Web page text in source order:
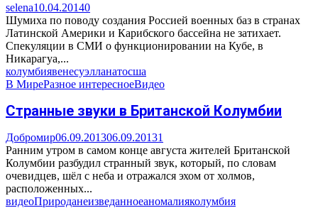
selena10.04.20140
Шумиха по поводу создания Россией военных баз в странах
Латинской Америки и Карибского бассейна не затихает.
Спекуляции в СМИ о функционировании на Кубе, в
Никарагуа,...
колумбиявенесуэлланатосша
В МиреРазное интересноеВидео
Странные звуки в Британской Колумбии
Добромир06.09.201306.09.20131
Ранним утром в самом конце августа жителей Британской
Колумбии разбудил странный звук, который, по словам
очевидцев, шёл с неба и отражался эхом от холмов,
расположенных...
видеоПрироданеизведанноеаномалияколумбия